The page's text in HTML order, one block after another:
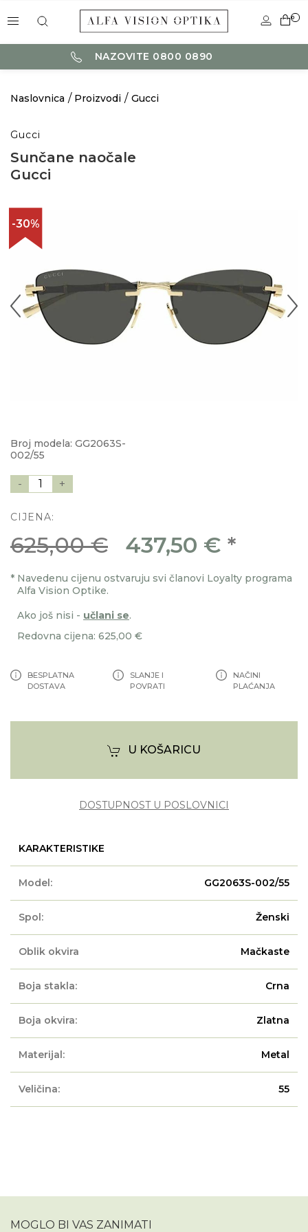
0
NAZOVITE 0800 0890
Naslovnica Proizvodi Gucci
Gucci
Sunčane naočale
Gucci
-30%
Broj modela: GG2063S-
002/55
- 1 +
CIJENA:
625,00 € 437,50 € *
* Navedenu cijenu ostvaruju svi članovi Loyalty programa
Alfa Vision Optike.
Ako još nisi - učlani se.
Redovna cijena: 625,00 €
BESPLATNA
DOSTAVA
SLANJE I
POVRATI
NAČINI
PLAĆANJA
U KOŠARICU
DOSTUPNOST U POSLOVNICI
KARAKTERISTIKE
Model: GG2063S-002/55
Spol: Ženski
Oblik okvira Mačkaste
Boja stakla: Crna
Boja okvira: Zlatna
Materijal: Metal
Veličina: 55
MOGLO BI VAS ZANIMATI